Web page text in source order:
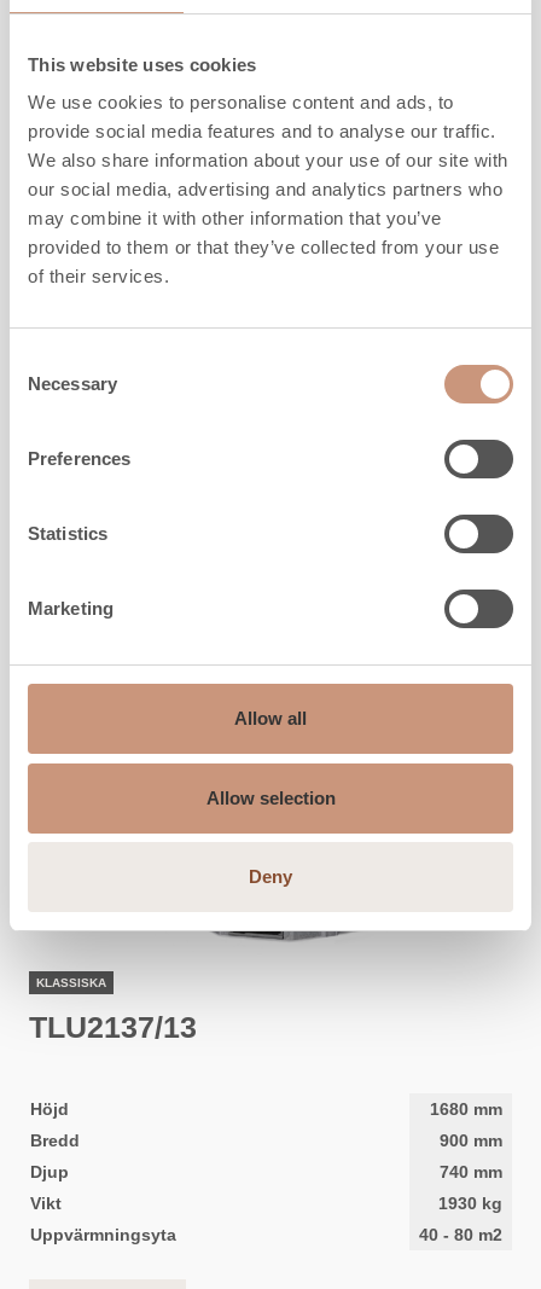
This website uses cookies
We use cookies to personalise content and ads, to
provide social media features and to analyse our traffic.
We also share information about your use of our site with
our social media, advertising and analytics partners who
may combine it with other information that you’ve
provided to them or that they’ve collected from your use
of their services.
Selection
Necessary
Preferences
Statistics
Marketing
Allow all
Allow selection
Deny
KLASSISKA
TLU2687/11
Djup
830
mm
100m2
KLASSISKA
TLU2137/13
Höjd 1680 mm
Bredd
900 mm
Djup
740 mm
Vikt
1930 kg
Uppvärmningsyta
40 - 80 m2